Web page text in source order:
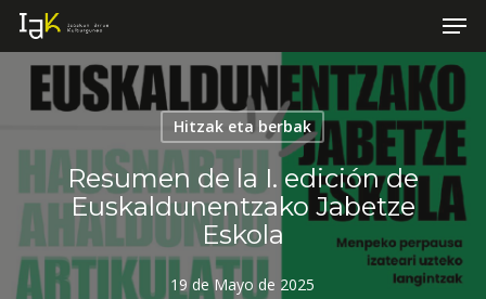
Skip
main
content
Hitzak eta berbak
Resumen de la I. edición de
Euskaldunentzako Jabetze
Eskola
19 de Mayo de 2025
Close
Menu